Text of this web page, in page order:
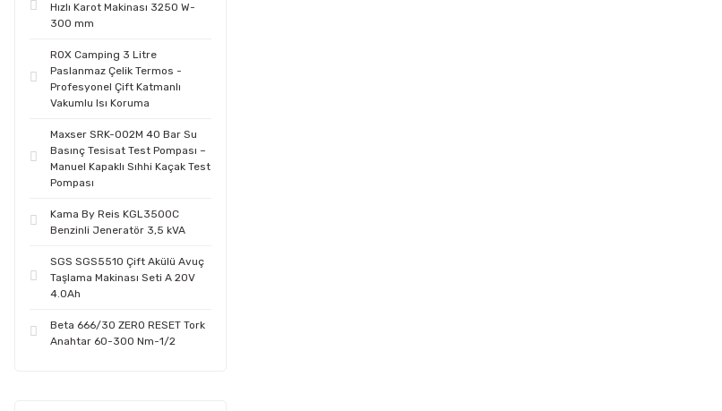
Hızlı Karot Makinası 3250 W-
300 mm
ROX Camping 3 Litre
Paslanmaz Çelik Termos -
Profesyonel Çift Katmanlı
Vakumlu Isı Koruma
Maxser SRK-002M 40 Bar Su
Basınç Tesisat Test Pompası –
Manuel Kapaklı Sıhhi Kaçak Test
Pompası
Kama By Reis KGL3500C
Benzinli Jeneratör 3,5 kVA
SGS SGS5510 Çift Akülü Avuç
Taşlama Makinası Seti A 20V
4.0Ah
Beta 666/30 ZERO RESET Tork
Anahtar 60-300 Nm-1/2